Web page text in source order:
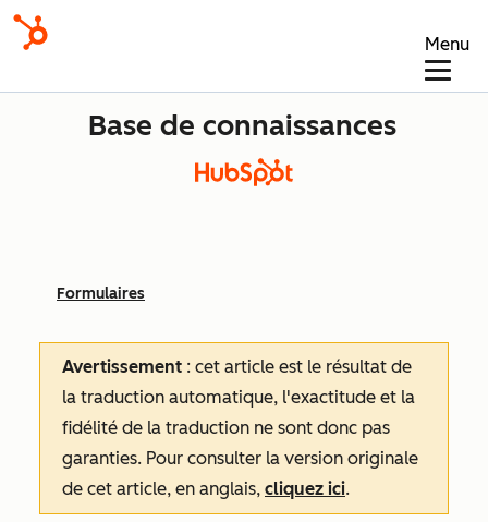
Menu
Base de connaissances
Formulaires
Avertissement : cet article est le résultat de
la traduction automatique, l'exactitude et la
fidélité de la traduction ne sont donc pas
garanties. Pour consulter la version originale
de cet article, en anglais, cliquez ici.